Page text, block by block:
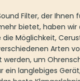
Filter, der
bietet, haben
Möglichkeit,
Arten
um
langlebiges